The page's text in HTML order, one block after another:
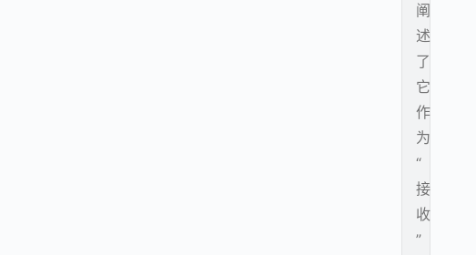
阐
述
了
它
作
为
“
接
收
”